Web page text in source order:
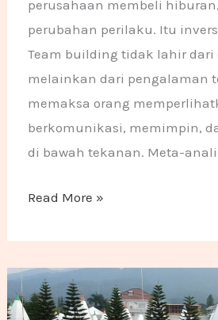
perusahaan membeli
perubahan perilaku. Itu
Team building tidak lahir dari
melainkan dari pengalaman
memaksa orang
berkomunikasi, memimpin,
di bawah tekanan. Meta-
Read More »
31 Tempat Gathering di